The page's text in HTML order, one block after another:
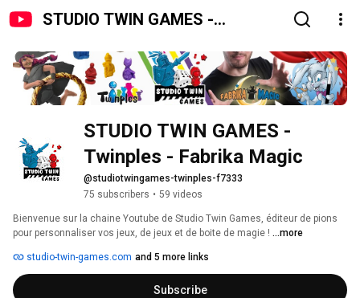
STUDIO TWIN GAMES -
STUDIO TWIN GAMES -
Twinples - Fabrika Magic
@studiotwingames-twinples-f7333
75 subscribers • 59 videos
Bienvenue sur la chaine Youtube de Studio Twin Games, éditeur de pions
pour personnaliser vos jeux, de jeux et de boite de magie ! ...more
studio-twin-games.com and 5 more links
Subscribe